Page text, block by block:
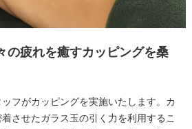
の疲れを癒すカッピングを桑
フがカッピングを実施いたします。カ
させたガラス玉の引く力を利用するこ